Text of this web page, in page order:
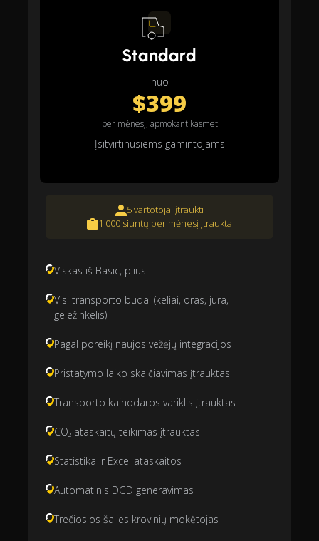
Standard
nuo
$399
per mėnesį, apmokant kasmet
Įsitvirtinusiems gamintojams
5 vartotojai įtraukti
1 000 siuntų per mėnesį įtraukta
Viskas iš Basic, plius:
Visi transporto būdai (keliai, oras, jūra,
geležinkelis)
Pagal poreikį naujos vežėjų integracijos
Pristatymo laiko skaičiavimas įtrauktas
Transporto kainodaros variklis įtrauktas
CO₂ ataskaitų teikimas įtrauktas
Statistika ir Excel ataskaitos
Automatinis DGD generavimas
Trečiosios šalies krovinių mokėtojas